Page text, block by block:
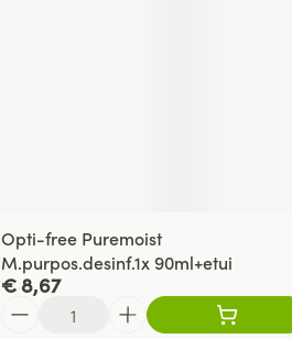
Opti-free Puremoist
M.purpos.desinf.1x 90ml+etui
€ 8,67